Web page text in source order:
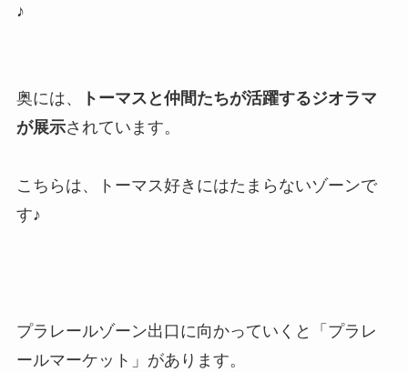
♪
奥には、
トーマスと仲間たちが活躍するジオラマ
が展示されています。
こちらは、トーマス好きにはたまらないゾーンで
す♪
プラレールゾーン出口に向かっていくと「プラレ
ールマーケット」があります。